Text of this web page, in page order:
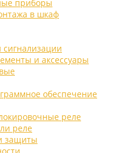
приборы
в шкаф
и аксессуары
обеспечение
реле
реле
защиты